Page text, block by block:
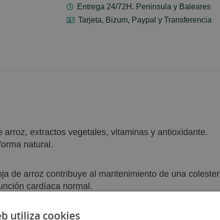
Entrega 24/72H. Peninsula y Baleares
Tarjeta, Bizum, Paypal y Transferencia
extractos vegetales, vitaminas y antioxidante.
natural.
de arroz contribuye al mantenimiento de una
cardíaca normal.
, contribuyen a proteger las células del estrés oxidativo.
utiliza cookies